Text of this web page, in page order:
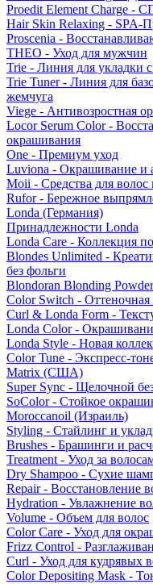
Proedit Element Charge -
Hair Skin Relaxing - SPA-
Proscenia -
THEO - Уход для мужчин
Trie - Линия для укладки
Trie Tuner - Линия для
жемчуга
Viege - Антивозростная
Locor Serum Color -
окрашивания
One - Премиум уход
Luviona - Окрашивание и
Moii - Средства для волос
Rufor - Бережное
Londa (Германия)
Принадлежности Londa
Londa Care - Коллекция
Blondes Unlimited -
без фольги
Blondoran Blonding
Color Switch - Оттеночная
Curl & Londa Form -
Londa Color -
Londa Style - Новая
Color Tune - Экспресс-
Matrix (США)
Super Sync - Щелочной
SoColor - Стойкое
Moroccanoil (Израиль)
Styling - Стайлинг и
Brushes - Брашинги и
Treatment - Уход за
Dry Shampoo - Сухие
Repair - Восстановление
Hydration - Увлажнение
Volume - Объем для волос
Color Care - Уход для
Frizz Control -
Curl - Уход для кудрявых
Color Depositing Mask -